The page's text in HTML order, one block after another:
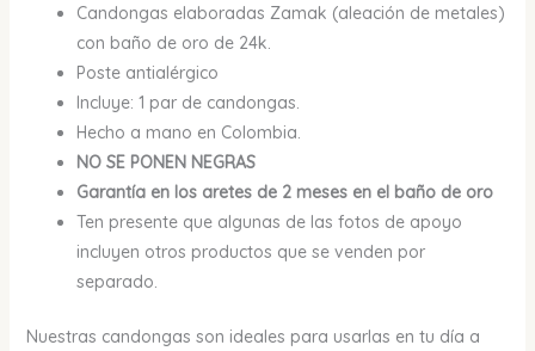
Candongas elaboradas Zamak (aleación de metales)
con baño de oro de 24k.
Poste antialérgico
Incluye: 1 par de candongas.
Hecho a mano en Colombia.
NO SE PONEN NEGRAS
Garantía en los aretes de 2 meses en el baño de oro
Ten presente que algunas de las fotos de apoyo
incluyen otros productos que se venden por
separado.
Nuestras candongas son ideales para usarlas en tu día a